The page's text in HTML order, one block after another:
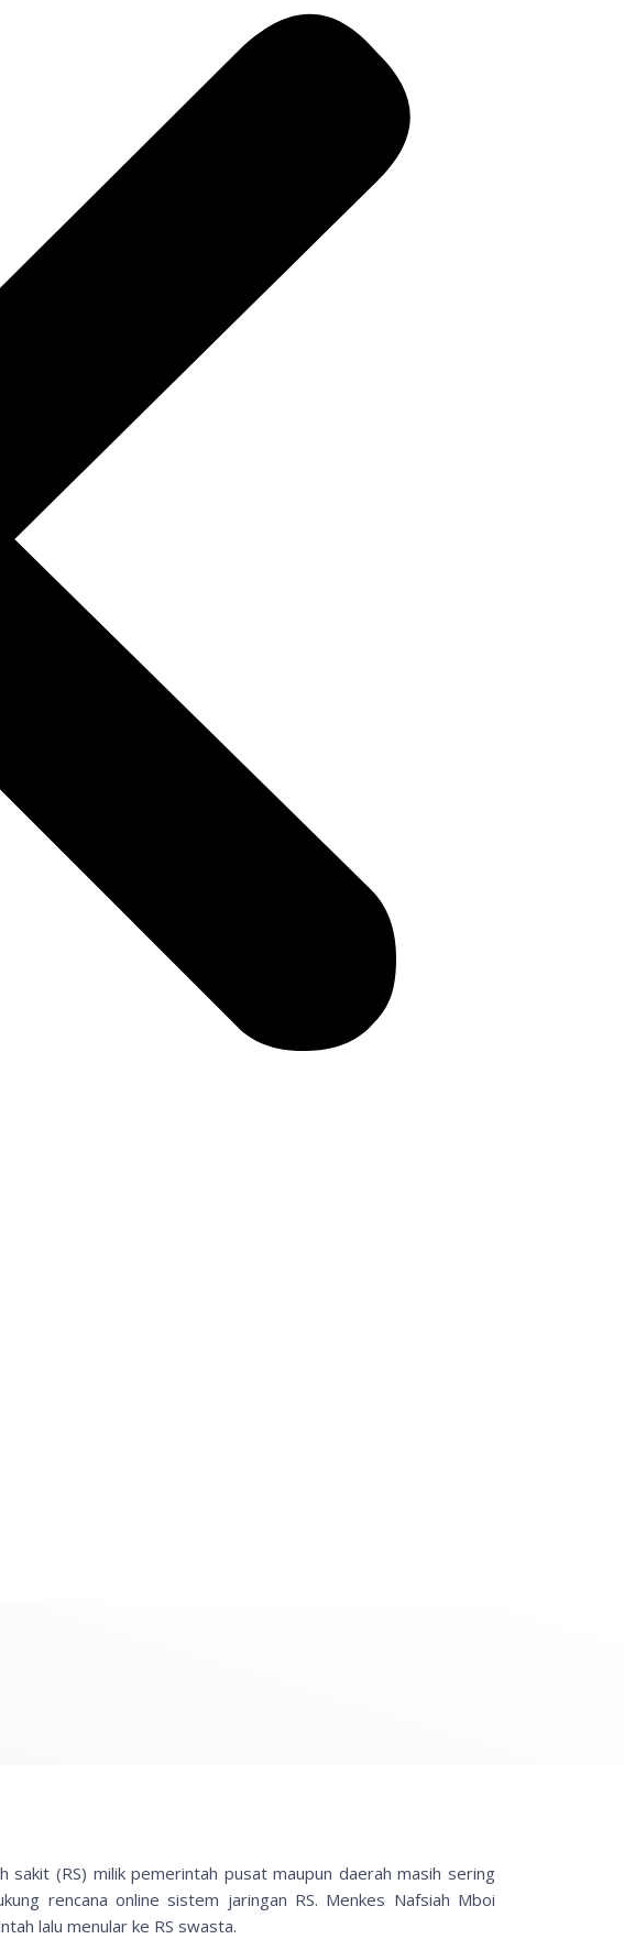
sakit (RS) milik pemerintah pusat maupun daerah masih sering
rencana online sistem jaringan RS. Menkes Nafsiah Mboi
lalu menular ke RS swasta.